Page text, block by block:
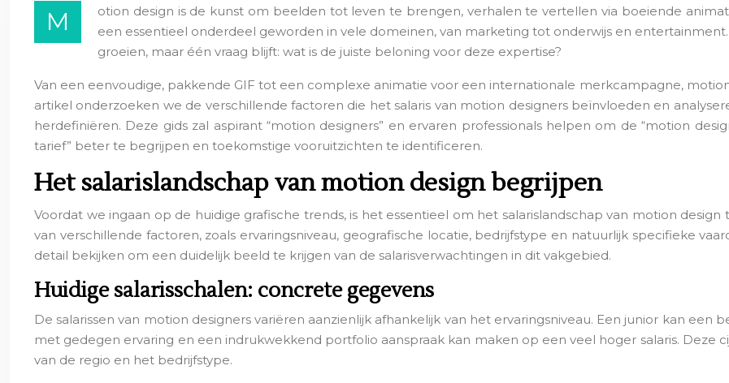
M
otion design is de kunst om beelden tot leven te brengen, verhalen te vertellen via boeiende
een essentieel onderdeel geworden in vele domeinen, van marketing tot onderwijs en
groeien, maar één vraag blijft: wat is de juiste beloning voor deze expertise?
Van een eenvoudige, pakkende GIF tot een complexe animatie voor een internationale merkcampagne,
artikel onderzoeken we de verschillende factoren die het salaris van motion designers beïnvloeden en
herdefiniëren. Deze gids zal aspirant “motion designers” en ervaren professionals helpen om de “motion
tarief” beter te begrijpen en toekomstige vooruitzichten te identificeren.
Het salarislandschap van motion design begrijpen
Voordat we ingaan op de huidige grafische trends, is het essentieel om het salarislandschap van motion design
van verschillende factoren, zoals ervaringsniveau, geografische locatie, bedrijfstype en natuurlijk specifieke
detail bekijken om een duidelijk beeld te krijgen van de salarisverwachtingen in dit vakgebied.
Huidige salarisschalen: concrete gegevens
De salarissen van motion designers variëren aanzienlijk afhankelijk van het ervaringsniveau. Een junior kan een
met gedegen ervaring en een indrukwekkend portfolio aanspraak kan maken op een veel hoger salaris. Deze
van de regio en het bedrijfstype.